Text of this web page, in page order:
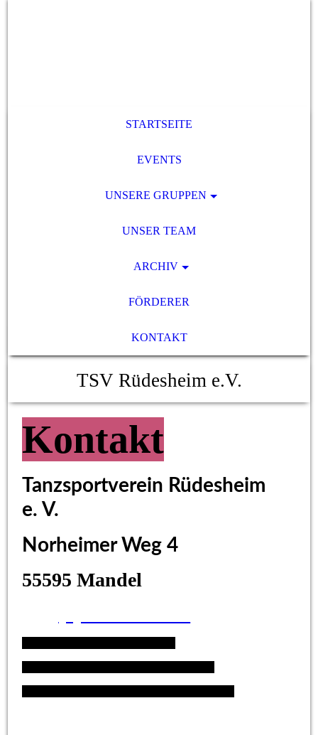
STARTSEITE
EVENTS
UNSERE GRUPPEN
UNSER TEAM
ARCHIV
FÖRDERER
KONTAKT
TSV Rüdesheim e.V.
Kontakt
Tanzsportverein Rüdesheim
e. V.
Norheimer Weg 4
55595 Mandel